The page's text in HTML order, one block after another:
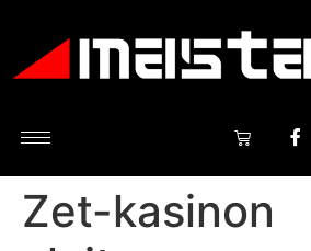
Zet-kasinon